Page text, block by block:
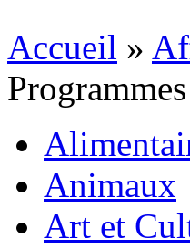
Accueil »
Animaux
Art et